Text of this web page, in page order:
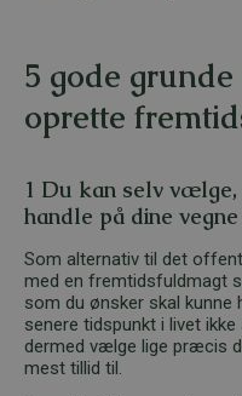
5 gode
oprette
1 Du kan selv
handle på dine vegne
Som alternativ til det
med en fremtidsfuldmagt
som du ønsker skal kunne
senere tidspunkt i livet
dermed vælge lige præcis
mest tillid til.